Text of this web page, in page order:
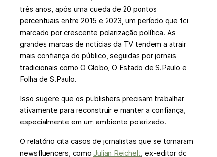
três anos, após uma queda de 20 pontos
percentuais entre 2015 e 2023, um período que foi
marcado por crescente polarização política. As
grandes marcas de notícias da TV tendem a atrair
mais confiança do público, seguidas por jornais
tradicionais como O Globo, O Estado de S.Paulo e
Folha de S.Paulo.
Isso sugere que os publishers precisam trabalhar
ativamente para reconstruir e manter a confiança,
especialmente em um ambiente polarizado.
O relatório cita casos de jornalistas que se tornaram
newsfluencers, como Julian Reichelt, ex-editor do